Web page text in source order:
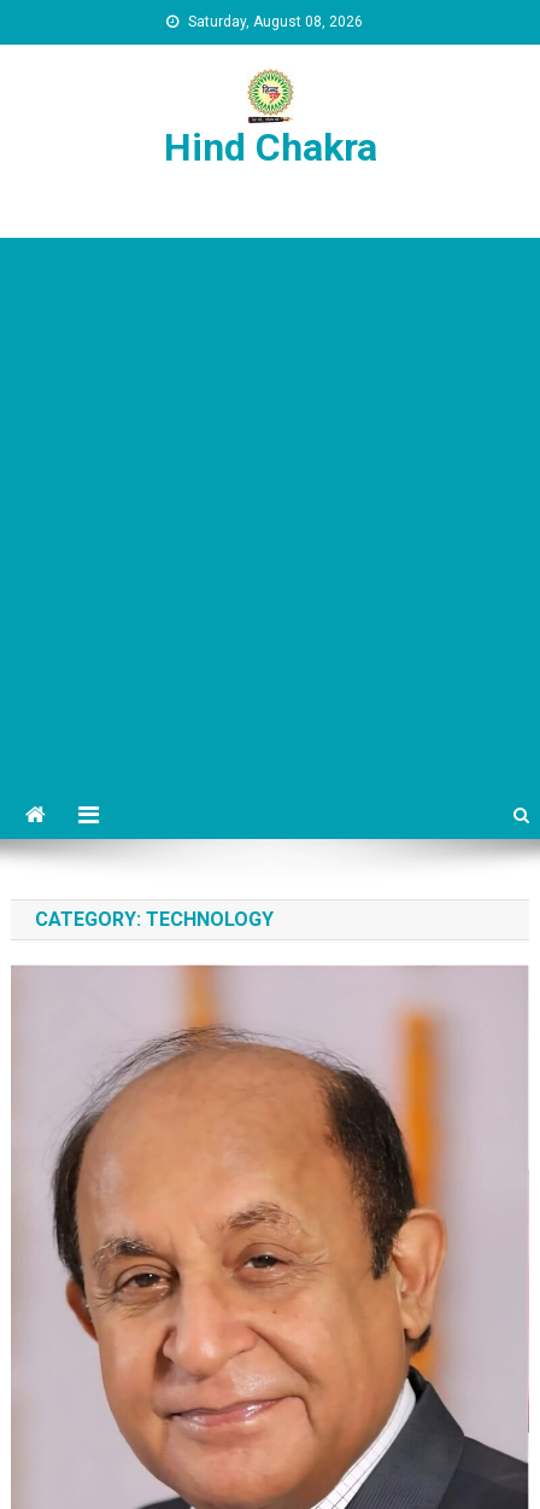
Saturday, August 08, 2026
Hind Chakra
CATEGORY: TECHNOLOGY